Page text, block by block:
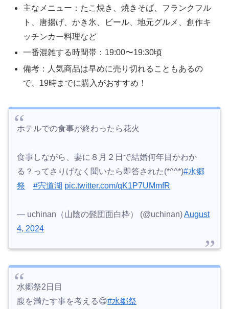
主なメニュー：たこ焼き、焼きそば、フランクフル
ト、唐揚げ、かき氷、ビール、地元グルメ、創作キ
ッチンカー料理など
一番混雑する時間帯：19:00〜19:30頃
備考：人気商品は早めに売り切れることもあるの
で、19時までに購入がおすすめ！
ホテルでの食事が終わったら花火
食事しながら、妻に８月２日で結婚何年目かわか
る？ってさりげなく聞いたら即答された(*^^*)#水郷
祭
#宍道湖 pic.twitter.com/qK1P7UMmfR
— uchinan（山陰の髭団面白枠） (@uchinan)August
4, 2024
水郷祭2日目
腹を満たす事を考える😋#水郷祭